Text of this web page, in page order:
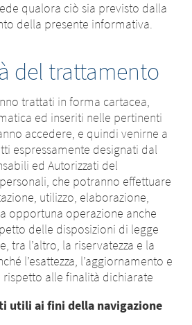
qualora ciò sia previsto dalla
della presente informativa.
del trattamento
trattati in forma cartacea,
ed inseriti nelle pertinenti
accedere, e quindi venirne a
espressamente designati dal
ed Autorizzati del
che potranno effettuare
utilizzo, elaborazione,
opportuna operazione anche
delle disposizioni di legge
tra l’altro, la riservatezza e la
l’esattezza, l’aggiornamento e
alle finalità dichiarate
utili ai fini della navigazione